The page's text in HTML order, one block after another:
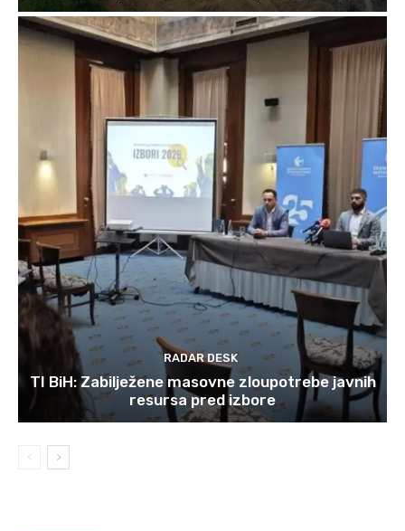
RADAR DESK
TI BiH: Zabilježene masovne zloupotrebe javnih
resursa pred izbore